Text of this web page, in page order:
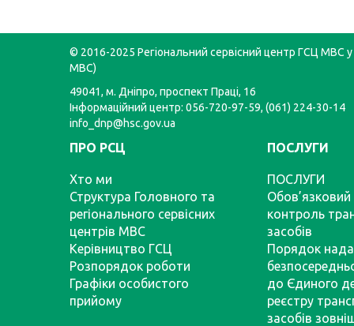
© 2016-2025 Регіональний сервісний центр ГСЦ МВС у
МВС)
49041, м. Дніпро, проспект Праці, 16
Інформаційний центр: 056-720-97-59, (061) 224-30-14
info_dnp@hsc.gov.ua
ПРО РСЦ
Хто ми
Структура Головного та
регіонального сервісних
центрів МВС
Керівництво ГСЦ
Розпорядок роботи
Графіки особистого
прийому
ПОСЛУГИ
ПОСЛУГИ
Обов’язковий
контроль
засобів
Порядок
до Єдиного
реєстру
засобів